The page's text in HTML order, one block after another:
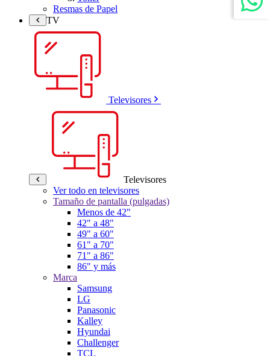
Resmas de Papel
TV
Televisores
Televisores
Ver todo en televisores
Tamaño de pantalla (pulgadas)
Menos de 42"
42" a 48"
49" a 60"
61" a 70"
71" a 86"
86" y más
Marca
Samsung
LG
Panasonic
Kalley
Hyundai
Challenger
TCL